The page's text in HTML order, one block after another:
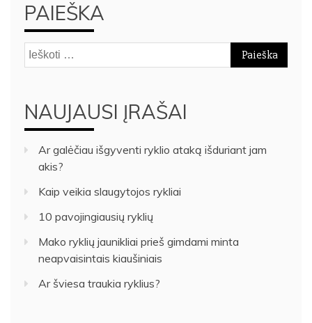
PAIEŠKA
Ieškoti:
NAUJAUSI ĮRAŠAI
Ar galėčiau išgyventi ryklio ataką išduriant jam
akis?
Kaip veikia slaugytojos rykliai
10 pavojingiausių ryklių
Mako ryklių jaunikliai prieš gimdami minta
neapvaisintais kiaušiniais
Ar šviesa traukia ryklius?